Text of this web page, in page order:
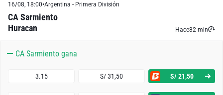
Hace82 min
16/08, 18:00•Argentina - Primera División
CA Sarmiento
Huracan
CA Sarmiento gana
3.15 S/ 31,50 S/ 21,50